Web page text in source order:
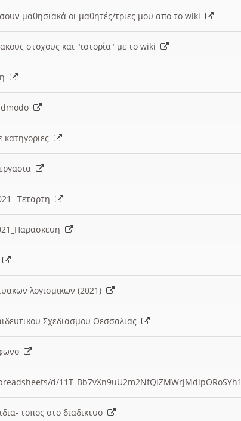
μαθησιακά οι μαθητές/τριες μου απο το wiki
στοχους και "ιστορία" με το wiki
κατηγοριες
εργασια
Τεταρτη
λογισμικων (2021)
Σχεδιασμου Θεσσαλιας
d/
τοπος στο διαδικτυο